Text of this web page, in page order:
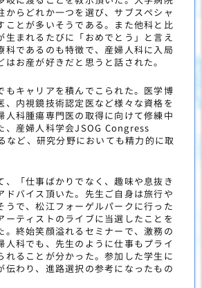
からどれか一つを選び、サブスペシャ
ことが多いそうである。また他科と比
生まれるたびに「おめでとう」と言え
科であるのも特徴で、産婦人科に入局
はお産が好きだと思うと話された。
もキャリアを積んでこられた。医学博
、内視鏡技術認定医など様々な資格を
人科腫瘍専門医の取得に向けて修練中
、産婦人科学会JSOG Congress
など、研究分野においても精力的に取
、「仕事ばかりでなく、趣味や息抜き
ドバイス頂いた。先生ご自身は旅行や
うで、松江フォーゲルパークに行った
ーティストのライブに当選したことを
。終始笑顔溢れるセミナーで、激務の
人科でも、先生のように仕事もプライ
れることが分かった。参加した学生に
伝わり、進路選択の参考になったもの